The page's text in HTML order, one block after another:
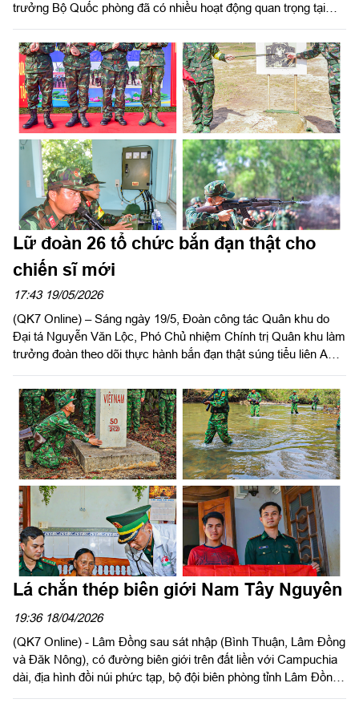
trưởng Bộ Quốc phòng đã có nhiều hoạt động quan trọng tại
Lữ đoàn 26 tổ chức bắn đạn thật cho
chiến sĩ mới
17:43 19/05/2026
(QK7 Online) – Sáng ngày 19/5, Đoàn công tác Quân khu do
Đại tá Nguyễn Văn Lộc, Phó Chủ nhiệm Chính trị Quân khu làm
trưởng đoàn theo dõi thực hành bắn đạn thật súng tiểu liên AK
Lá chắn thép biên giới Nam Tây Nguyên
19:36 18/04/2026
(QK7 Online) - Lâm Đồng sau sát nhập (Bình Thuận, Lâm Đồng
và Đăk Nông), có đường biên giới trên đất liền với Campuchia
dài, địa hình đồi núi phức tạp, bộ đội biên phòng tỉnh Lâm Đồng